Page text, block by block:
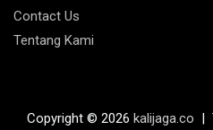
Contact Us
Tentang Kami
Copyright © 2026 kalijaga.co